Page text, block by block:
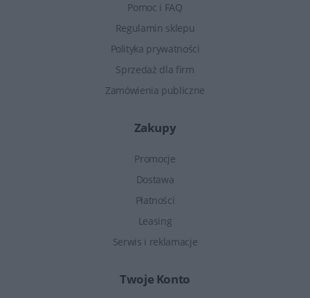
Pomoc i FAQ
Regulamin sklepu
Polityka prywatności
Sprzedaż dla firm
Zamówienia publiczne
Zakupy
Promocje
Dostawa
Płatności
Leasing
Serwis i reklamacje
Twoje Konto